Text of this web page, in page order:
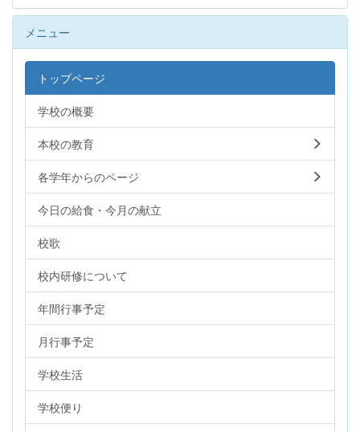
メニュー
トップページ
学校の概要
本校の教育
各学年からのページ
今日の給食・今月の献立
校歌
校内研修について
年間行事予定
月行事予定
学校生活
学校便り